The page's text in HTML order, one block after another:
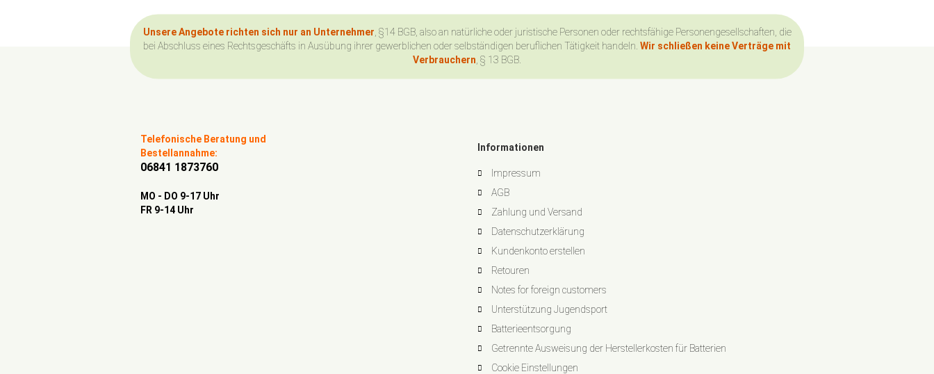
Unsere Angebote richten sich nur an Unternehmer , §14 BGB, also an natürliche oder juristische Personen oder rechtsfähige Personengesellschaften, die
bei Abschluss eines Rechtsgeschäfts in Ausübung ihrer gewerblichen oder selbständigen beruflichen Tätigkeit handeln. Wir schließen keine Verträge mit
Verbrauchern , § 13 BGB.
Telefonische Beratung und
Bestellannahme:
06841 1873760
MO - DO 9-17 Uhr
FR 9-14 Uhr
Informationen
Impressum
AGB
Zahlung und Versand
Datenschutzerklärung
Kundenkonto erstellen
Retouren
Notes for foreign customers
Unterstützung Jugendsport
Batterieentsorgung
Getrennte Ausweisung der Herstellerkosten für Batterien
Cookie Einstellungen